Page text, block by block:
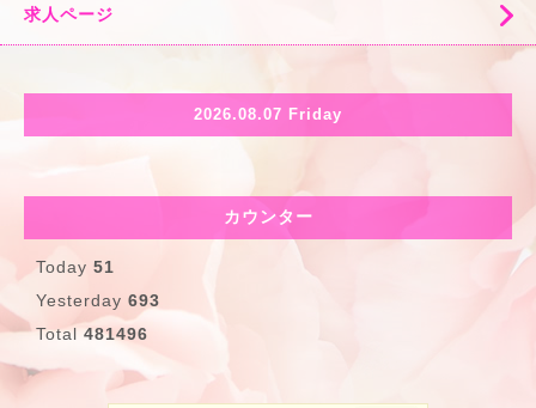
求人ページ
2026.08.07 Friday
カウンター
Today 51
Yesterday 693
Total 481496